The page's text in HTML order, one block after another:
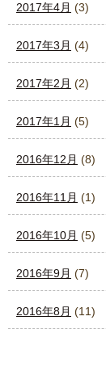
2017年4月 (3)
2017年3月 (4)
2017年2月 (2)
2017年1月 (5)
2016年12月 (8)
2016年11月 (1)
2016年10月 (5)
2016年9月 (7)
2016年8月 (11)